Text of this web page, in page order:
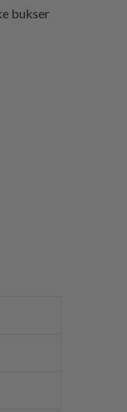
bukser